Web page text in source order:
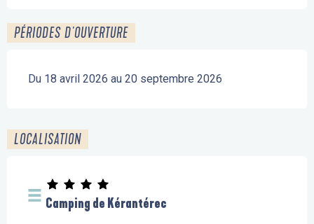
PÉRIODES D'OUVERTURE
Du 18 avril 2026 au 20 septembre 2026
LOCALISATION
Camping de Kérantérec